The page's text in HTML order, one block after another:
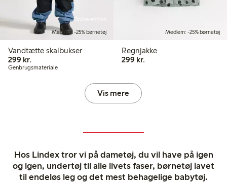
Online edition
Medlem: -25% børnetøj
Vandtætte skalbukser
299 kr.
Genbrugsmateriale
Medlem: -25% børnetøj
Regnjakke
299 kr.
Vis mere
Hos Lindex tror vi på dametøj, du vil have på igen
og igen, undertøj til alle livets faser, børnetøj lavet
til endeløs leg og det mest behagelige babytøj.